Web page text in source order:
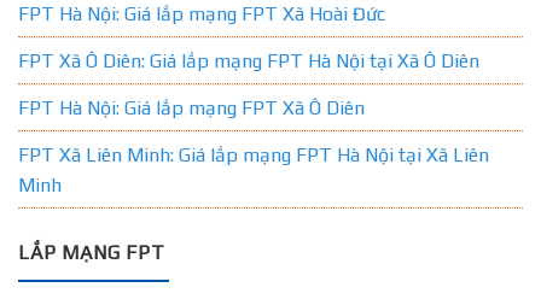
FPT Hà Nội: Giá lắp mạng FPT Xã Hoài Đức
FPT Xã Ô Diên: Giá lắp mạng FPT Hà Nội tại Xã Ô Diên
FPT Hà Nội: Giá lắp mạng FPT Xã Ô Diên
FPT Xã Liên Minh: Giá lắp mạng FPT Hà Nội tại Xã Liên
Minh
LẮP MẠNG FPT